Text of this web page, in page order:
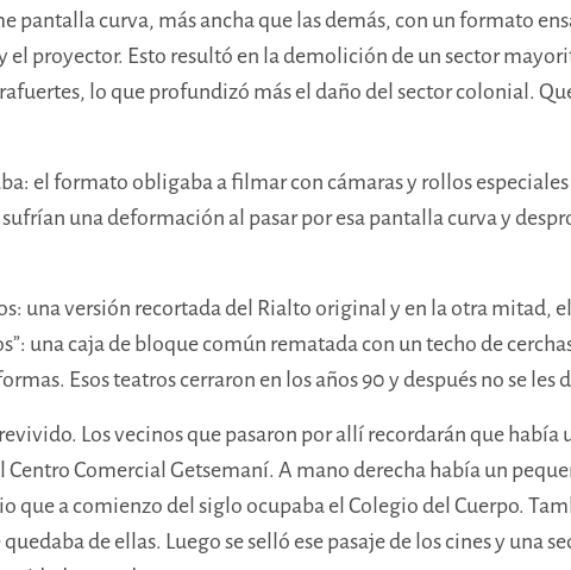
curva, más ancha que las demás, con un formato
proyector. Esto resultó en la demolición de un sector
lo que profundizó más el daño del sector colonial.
el formato obligaba a filmar con cámaras y rollos
una deformación al pasar por esa pantalla curva y
una versión recortada del Rialto original y en la otra mitad,
una caja de bloque común rematada con un techo de
Esos teatros cerraron en los años 90 y después no se les
Los vecinos que pasaron por allí recordarán que había
Comercial Getsemaní. A mano derecha había un
que a comienzo del siglo ocupaba el Colegio del Cuerpo.
de ellas. Luego se selló ese pasaje de los cines y una